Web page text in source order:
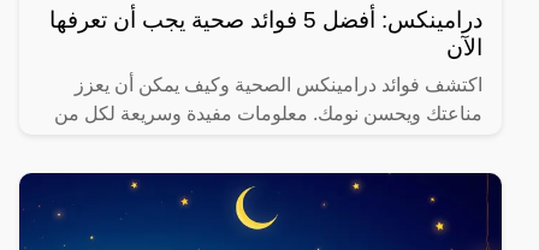
درامينكس: أفضل 5 فوائد صحية يجب أن تعرفها
الآن
اكتشف فوائد درامينكس الصحية وكيف يمكن أن يعزز
مناعتك ويحسن نومك. معلومات مفيدة وسريعة لكل من